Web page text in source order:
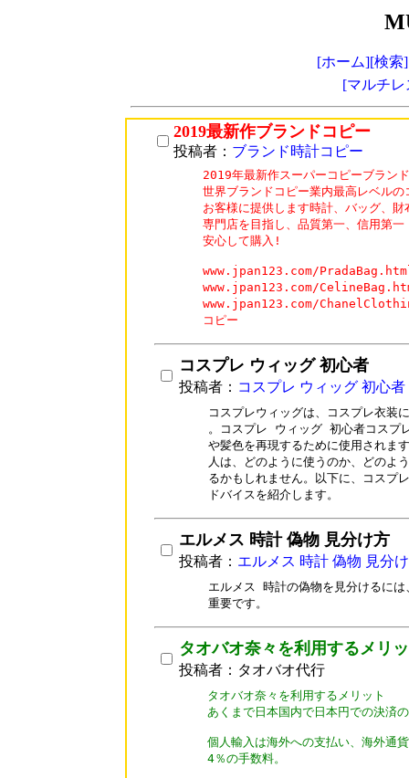
[ホーム][検索]
[マルチ
2019最新作ブランドコピー
投稿者： ブランド時計コピー
2019年最新作スーパーコピーブラン
世界ブランドコピー業内最高レベルの
お客様に提供します時計、バッグ、
専門店を目指し、品質第一、信用第一
安心して購入!
www.jpan123.com/
www.jpan123.com/
www.jpan123.com/
コピー
コスプレ ウィッグ 初心者
投稿者： コスプレ ウィッグ 初心者
コスプレウィッグは、コスプレ衣装
。コスプレ ウィッグ 初心者コスプ
や髪色を再現するために使用されま
人は、どのように使うのか、どのよ
るかもしれません。以下に、コスプ
ドバイスを紹介します。
エルメス 時計 偽物 見分け方
投稿者： エルメス 時計 偽物 見分
エルメス 時計の偽物を見分けるに
重要です。
タオバオ奈々を利用するメリ
投稿者：タオバオ代行
タオバオ奈々を利用するメリット
あくまで日本国内で日本円での決済
個人輸入は海外への支払い、海外通
4％の手数料。